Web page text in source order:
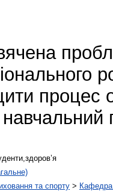
процес
та спорту > Кафедра